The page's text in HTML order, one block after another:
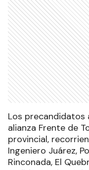
Los precandidatos
alianza Frente de
provincial,
Ingeniero Juárez,
Rinconada, El